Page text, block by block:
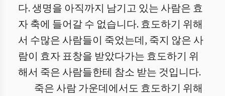
다. 생명을 아직까지 남기고 있는 사람은 효
자 축에 들어갈 수 없습니다. 효도하기 위해
서 수많은 사람들이 죽었는데, 죽지 않은 사
람이 효자 표창을 받았다가는 효도하기 위
해서 죽은 사람들한테 참소 받는 것입니다.
죽은 사람 가운데에서도 효도하기 위해